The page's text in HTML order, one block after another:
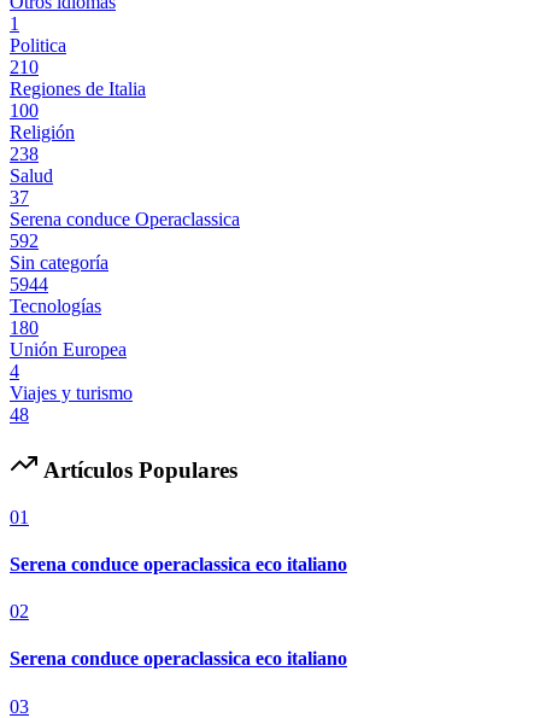
1
Politica
210
Regiones de Italia
100
Religión
238
Salud
37
Serena conduce Operaclassica
592
Sin categoría
5944
Tecnologías
180
Unión Europea
4
Viajes y turismo
48
Artículos Populares
01
Serena conduce operaclassica eco italiano
02
Serena conduce operaclassica eco italiano
03